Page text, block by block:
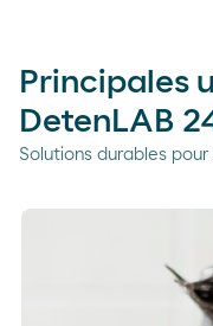
Principales
DetenLAB
Solutions durables